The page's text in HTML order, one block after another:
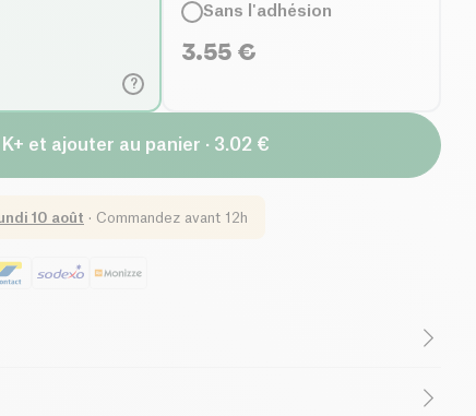
?
Sans l'adhésion
3.55 €
et ajouter au panier · 3.02 €
10 août · Commandez avant 12h
en Sucres